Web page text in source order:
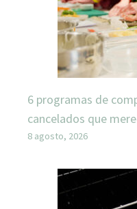
6 programas de
cancelados que
8 agosto, 2026